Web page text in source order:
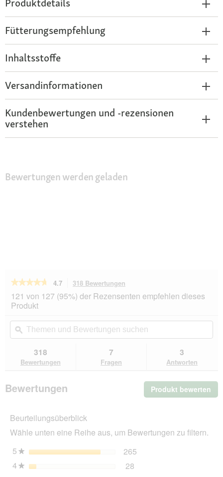
Produktdetails
Fütterungsempfehlung
Inhaltsstoffe
Versandinformationen
Kundenbewertungen und -rezensionen
verstehen
Bewertungen werden geladen
★★★★★
★★★★★
von
5
lesen
für
Pastete
Geflügelleber
4.7 318 Bewertungen
dieser
Aktion
du
zu
den
121 von 127 (95%) der Rezensenten empfehlen dieses
Produkt
Themen
und
Bewertungen
ϙ
318
Bewertungen
7
Fragen
3
Antworten
Bewertungen Produkt bewerten
Mit
Beurteilungsüberblick
Wähle unten eine Reihe aus, um Bewertungen zu filtern.
5★ Sterne 265
4★ Sterne 28